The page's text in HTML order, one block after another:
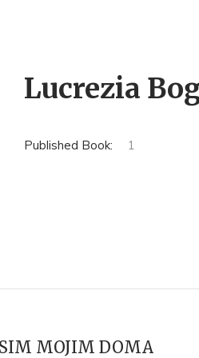
Lucrezia
Published Book: 1
MOJIM DOMA